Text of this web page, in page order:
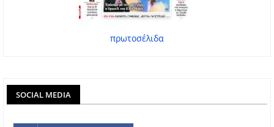
πρωτοσέλιδα
SOCIAL MEDIA